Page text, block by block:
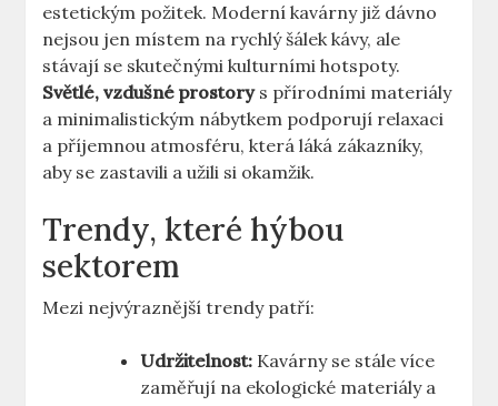
estetickým požitek. Moderní kavárny již dávno
nejsou jen místem na rychlý šálek kávy, ale
stávají se skutečnými kulturními hotspoty.
Světlé, vzdušné prostorys přírodními materiály
a minimalistickým nábytkem podporují relaxaci
a příjemnou atmosféru, která láká zákazníky,
aby se zastavili a užili si okamžik.
Trendy, které hýbou
sektorem
Mezi nejvýraznější trendy patří:
Udržitelnost: Kavárny se stále více
zaměřují na ekologické materiály a